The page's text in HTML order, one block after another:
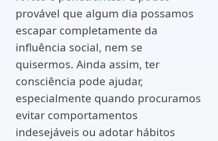
provável que algum dia possamos
escapar completamente da
influência social, nem se
quisermos. Ainda assim, ter
consciência pode ajudar,
especialmente quando procuramos
evitar comportamentos
indesejáveis ou adotar hábitos